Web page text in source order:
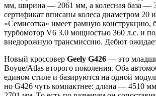
мм, ширина — 2061 мм, а колесная база —
сертификат вписаны колеса диаметром 20
«Семисотка» имеет рамную конструкцию,
турбомотор V6 3.0 мощностью 360 л.с. и
внедорожную трансмиссию. Дебют
Новый кроссовер Geely G426 — это
Boyue/Atlas второго поколения. Оба
едином стиле и базируются на одной
но G426 чуть компактнее: длина — 4510